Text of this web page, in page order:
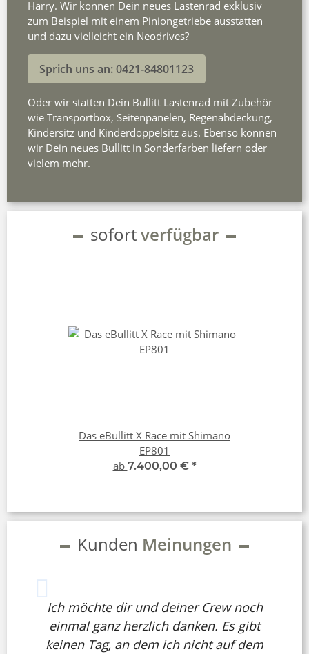
Harry. Wir können Dein neues Lastenrad exklusiv
zum Beispiel mit einem Piniongetriebe ausstatten
und dazu vielleicht ein Neodrives?
Sprich uns an: 0421-84801123
Oder wir statten Dein Bullitt Lastenrad mit Zubehör
wie Transportbox, Seitenpanelen, Regenabdeckung,
Kindersitz und Kinderdoppelsitz aus. Ebenso können
wir Dein neues Bullitt in Sonderfarben liefern oder
vielem mehr.
sofortverfügbar
Das eBullitt X Race mit Shimano
EP801
ab 7.400,00 € *
Kunden Meinungen
Ich möchte dir und deiner Crew noch
einmal ganz herzlich danken. Es gibt
keinen Tag, an dem ich nicht auf dem